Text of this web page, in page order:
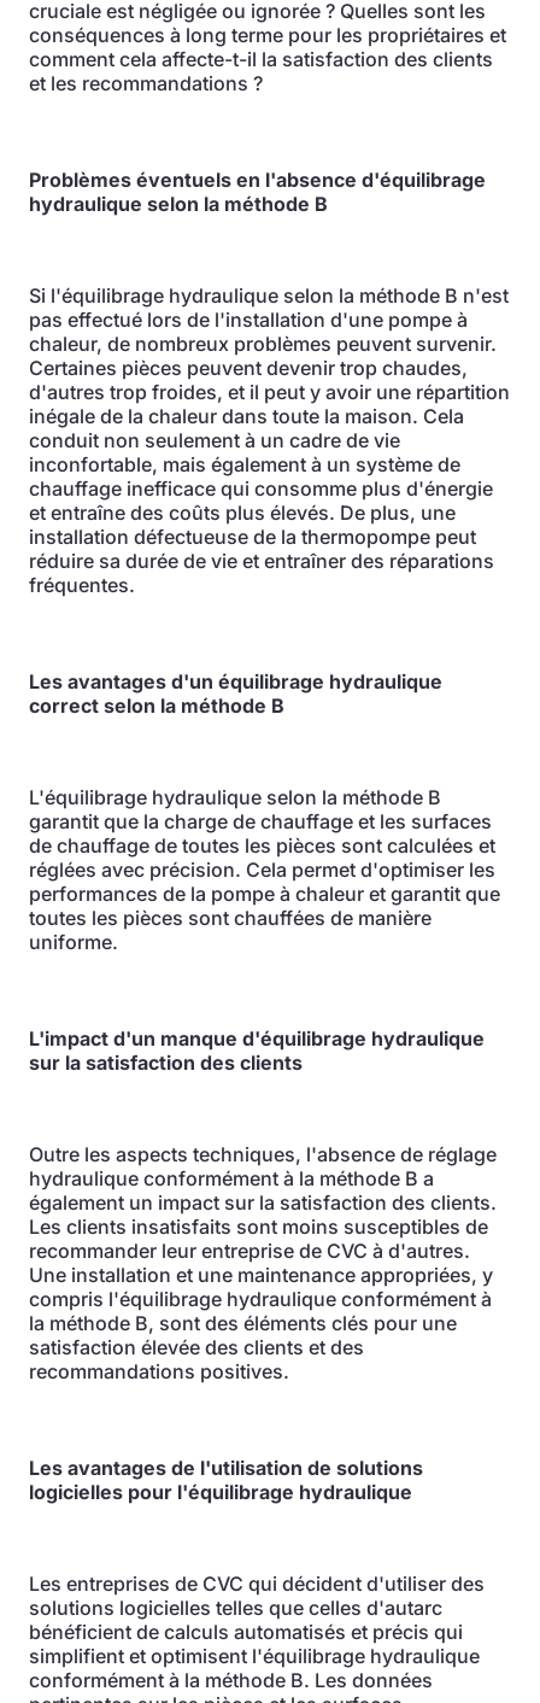
cruciale est négligée ou ignorée ? Quelles sont les
conséquences à long terme pour les propriétaires et
comment cela affecte-t-il la satisfaction des clients
et les recommandations ?
Problèmes éventuels en l'absence d'équilibrage
hydraulique selon la méthode B
Si l'équilibrage hydraulique selon la méthode B n'est
pas effectué lors de l'installation d'une pompe à
chaleur, de nombreux problèmes peuvent survenir.
Certaines pièces peuvent devenir trop chaudes,
d'autres trop froides, et il peut y avoir une répartition
inégale de la chaleur dans toute la maison. Cela
conduit non seulement à un cadre de vie
inconfortable, mais également à un système de
chauffage inefficace qui consomme plus d'énergie
et entraîne des coûts plus élevés. De plus, une
installation défectueuse de la thermopompe peut
réduire sa durée de vie et entraîner des réparations
fréquentes.
Les avantages d'un équilibrage hydraulique
correct selon la méthode B
L'équilibrage hydraulique selon la méthode B
garantit que la charge de chauffage et les surfaces
de chauffage de toutes les pièces sont calculées et
réglées avec précision. Cela permet d'optimiser les
performances de la pompe à chaleur et garantit que
toutes les pièces sont chauffées de manière
uniforme.
L'impact d'un manque d'équilibrage hydraulique
sur la satisfaction des clients
Outre les aspects techniques, l'absence de réglage
hydraulique conformément à la méthode B a
également un impact sur la satisfaction des clients.
Les clients insatisfaits sont moins susceptibles de
recommander leur entreprise de CVC à d'autres.
Une installation et une maintenance appropriées, y
compris l'équilibrage hydraulique conformément à
la méthode B, sont des éléments clés pour une
satisfaction élevée des clients et des
recommandations positives.
Les avantages de l'utilisation de solutions
logicielles pour l'équilibrage hydraulique
Les entreprises de CVC qui décident d'utiliser des
solutions logicielles telles que celles d'autarc
bénéficient de calculs automatisés et précis qui
simplifient et optimisent l'équilibrage hydraulique
conformément à la méthode B. Les données